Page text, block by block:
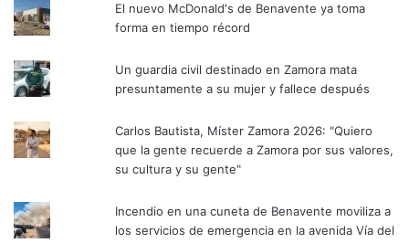
El nuevo McDonald's de Benavente ya toma
forma en tiempo récord
Un guardia civil destinado en Zamora mata
presuntamente a su mujer y fallece después
Carlos Bautista, Míster Zamora 2026: "Quiero
que la gente recuerde a Zamora por sus valores,
su cultura y su gente"
Incendio en una cuneta de Benavente moviliza a
los servicios de emergencia en la avenida Vía del